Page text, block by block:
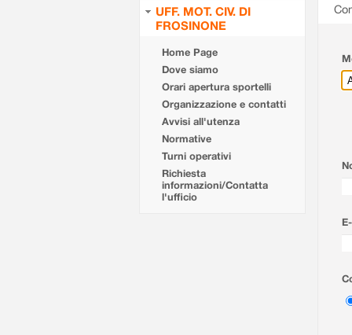
UFF. MOT. CIV. DI
FROSINONE
Home Page
Dove siamo
Orari apertura sportelli
Organizzazione e contatti
Avvisi all'utenza
Normative
Turni operativi
Richiesta
informazioni/Contatta
l'ufficio